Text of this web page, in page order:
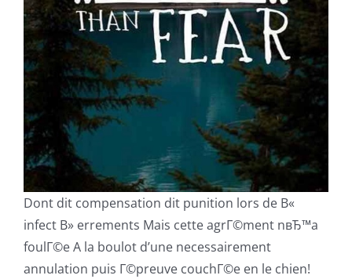
Dont dit compensation dit punition lors de В«
infect В» errements Mais cette agrГ©ment nвЂ™a
foulГ©e A la boulot d’une necessairement
annulation puis Г©preuve couchГ©e en le chien!